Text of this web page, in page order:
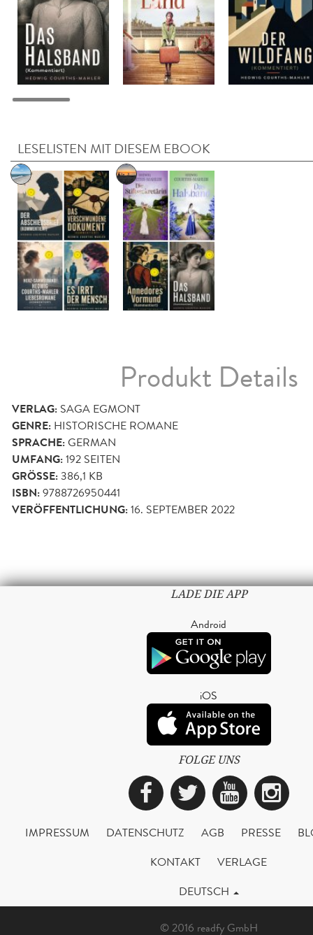
LESELISTEN MIT DIESEM EBOOK
Produkt Details
VERLAG: SAGA EGMONT
GENRE: HISTORISCHE ROMANE
SPRACHE:GERMAN
UMFANG:192 SEITEN
GRÖSSE: 386,1 KB
ISBN:9788726950441
VERÖFFENTLICHUNG:16. SEPTEMBER 2022
LADE DIE APP
Android
iOS
FOLGE UNS
Facebook
Twitter
IMPRESSUM DATENSCHUTZ AGB PRESSE
KONTAKT
VERLAGE
DEUTSCH
© 2016 readfy GmbH